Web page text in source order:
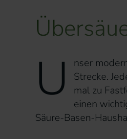
U
nser
Strecke.
mal zu
einen
Säure-Basen-